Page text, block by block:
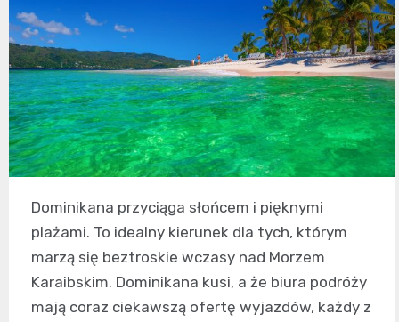
Dominikana przyciąga słońcem i pięknymi
plażami. To idealny kierunek dla tych, którym
marzą się beztroskie wczasy nad Morzem
Karaibskim. Dominikana kusi, a że biura podróży
mają coraz ciekawszą ofertę wyjazdów, każdy z